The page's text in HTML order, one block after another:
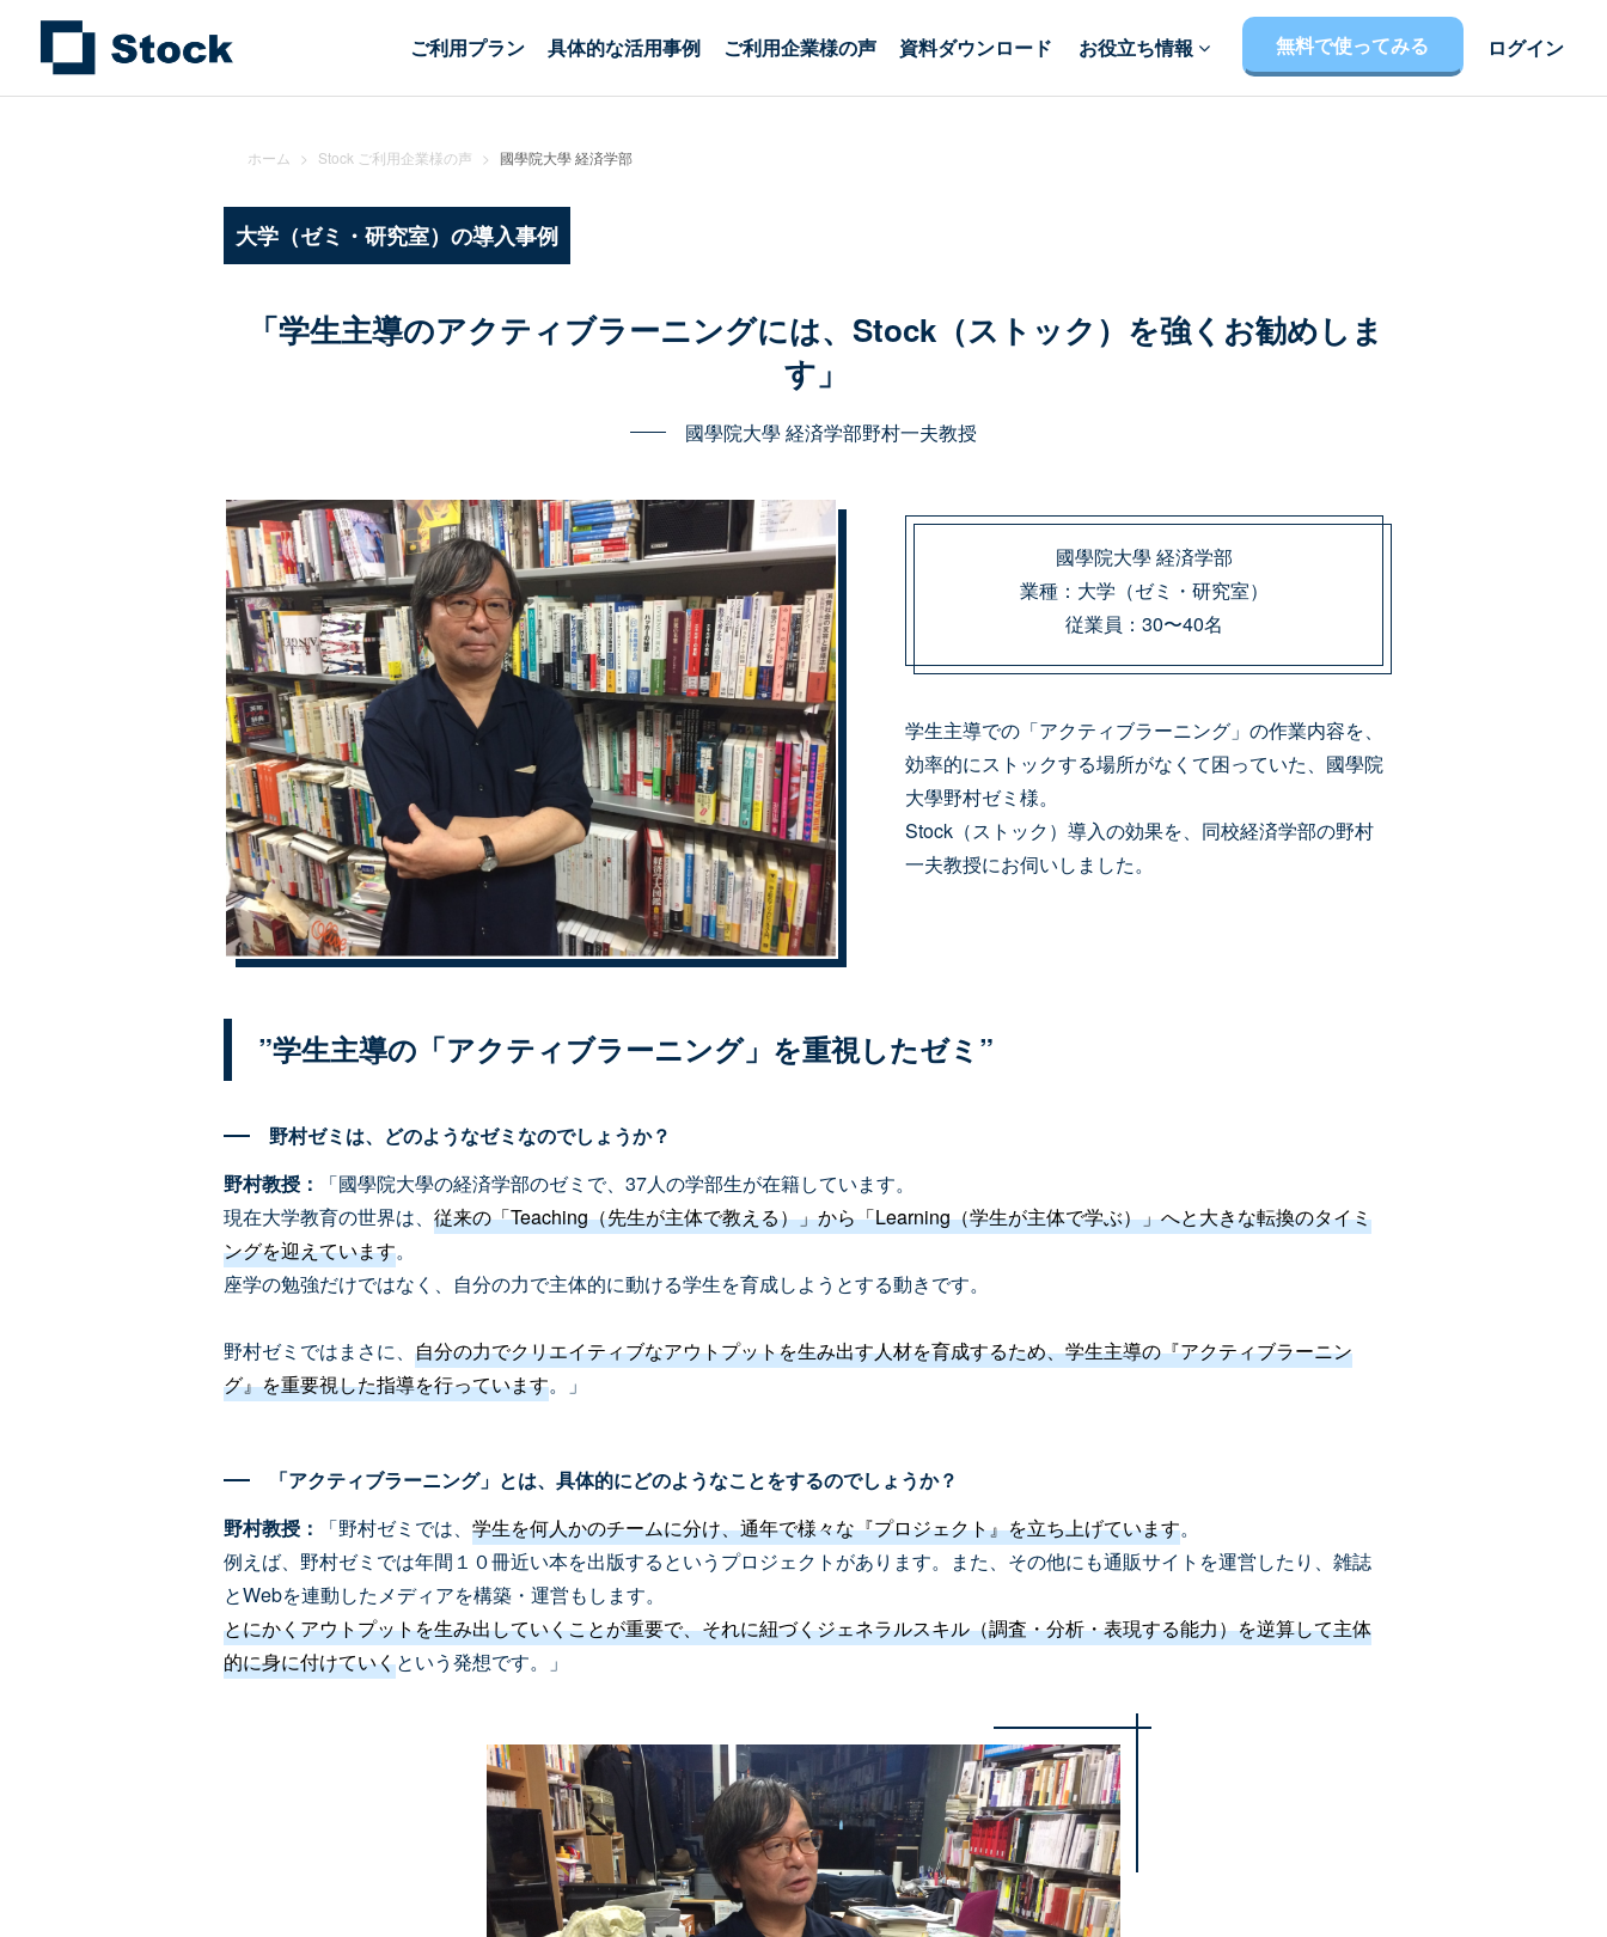
ご利用プラン 具体的な活用事例 ご利用企業様の声 資料ダウンロード お役立ち情報 無料で使ってみる ログイン
ホーム > Stock ご利用企業様の声 > 國學院大學 経済学部
大学（ゼミ・研究室）の導入事例
「学生主導のアクティブラーニングには、Stock（ストック）を強くお勧めしま
す」
國學院大學 経済学部野村一夫教授
國學院大學 経済学部
業種：大学（ゼミ・研究室）
従業員：30〜40名
学生主導での「アクティブラーニング」の作業内容を、
効率的にストックする場所がなくて困っていた、國學院
大學野村ゼミ様。
Stock（ストック）導入の効果を、同校経済学部の野村
一夫教授にお伺いしました。
”学生主導の「アクティブラーニング」を重視したゼミ”
野村ゼミは、どのようなゼミなのでしょうか？
野村教授：
「國學院大學の経済学部のゼミで、37人の学部生が在籍しています。
現在大学教育の世界は、 従来の「Teaching（先生が主体で教える）」から「Learning（学生が主体で学ぶ）」へと大きな転換のタイミ
ングを迎えています。
座学の勉強だけではなく、自分の力で主体的に動ける学生を育成しようとする動きです。
野村ゼミではまさに、 自分の力でクリエイティブなアウトプットを生み出す人材を育成するため、学生主導の『アクティブラーニン
グ』を重要視した指導を行っています。」
「アクティブラーニング」とは、具体的にどのようなことをするのでしょうか？
野村教授：
「野村ゼミでは、 学生を何人かのチームに分け、通年で様々な『プロジェクト』を立ち上げています。
例えば、野村ゼミでは年間１０冊近い本を出版するというプロジェクトがあります。また、その他にも通販サイトを運営したり、雑誌
とWebを連動したメディアを構築・運営もします。
とにかくアウトプットを生み出していくことが重要で、それに紐づくジェネラルスキル（調査・分析・表現する能力）を逆算して主体
的に身に付けていくという発想です。」